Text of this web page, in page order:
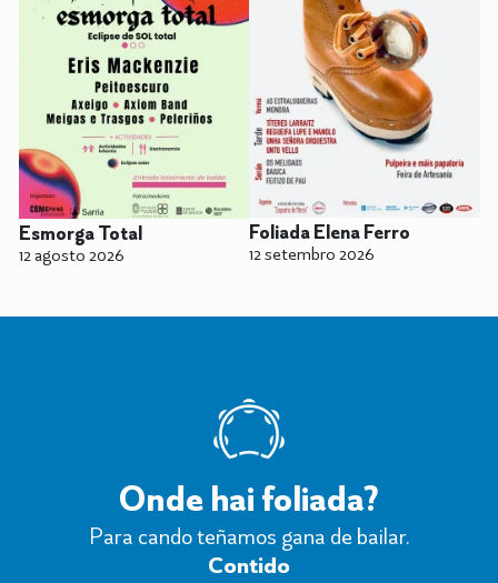
Esmorga Total
12 agosto 2026
Foliada Elena Ferro
12 setembro 2026
Onde hai foliada?
Para cando teñamos gana de bailar.
Contido